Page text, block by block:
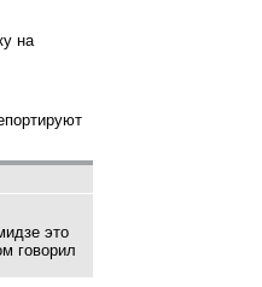
на
это
говорил